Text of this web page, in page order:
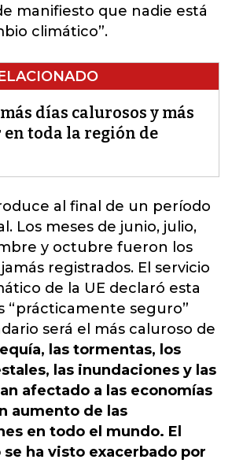
manifiesto que nadie está
climático”.
días calurosos y más
en toda la región de
al final de un período
Los meses de junio, julio,
y octubre fueron los
registrados. El servicio
de la UE declaró esta
“prácticamente seguro”
será el más caluroso de
las tormentas, los
las inundaciones y las
afectado a las economías
aumento de las
en todo el mundo. El
ha visto exacerbado por